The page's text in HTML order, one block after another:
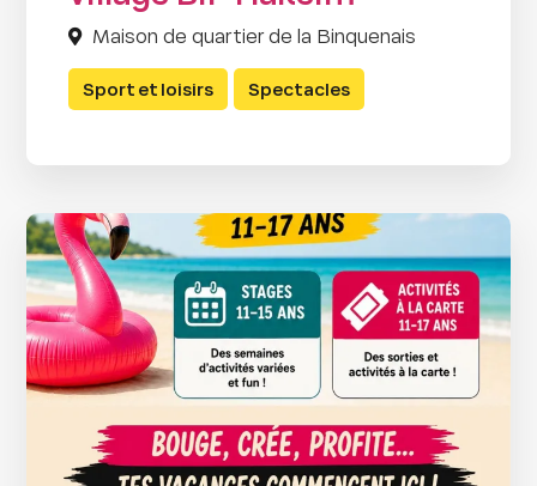
Maison de quartier de la Binquenais
Sport et loisirs Spectacles